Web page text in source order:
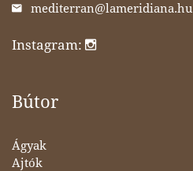
mediterran@lameridiana.hu
Instagram:
Bútor
Ágyak
Ajtók